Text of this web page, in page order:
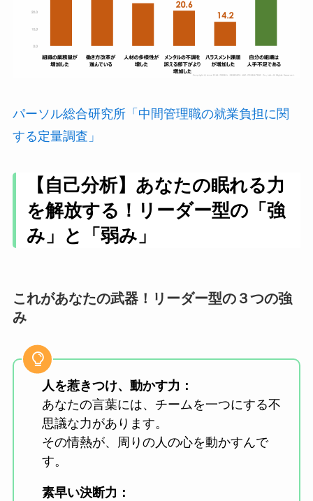
パーソル総合研究所「中間管理職の就業負担に関
する定量調査」
【自己分析】あなたの眠れる力
を解放する！リーダー型の「強
み」と「弱み」
これがあなたの武器！リーダー型の３つの強
み
人を惹きつけ、動かす力：
あなたの言葉には、チームを一つにする不
思議な力があります。
その情熱が、周りの人の心を動かすんで
す。
素早い決断力：